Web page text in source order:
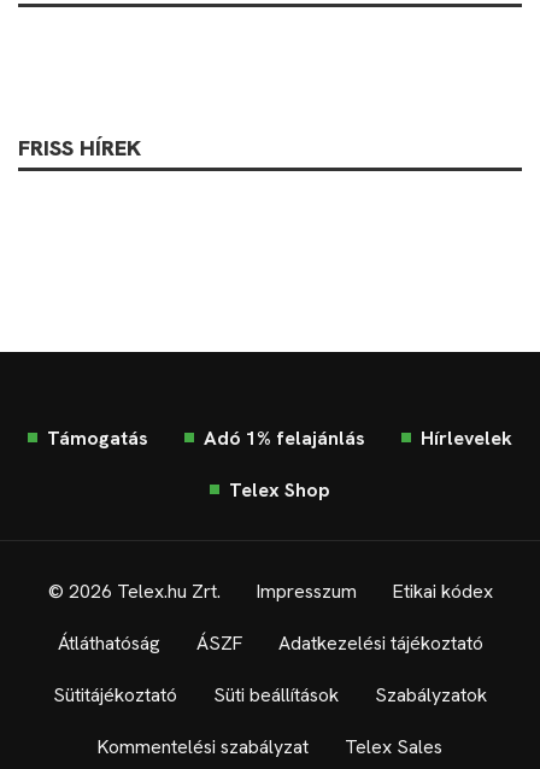
FRISS HÍREK
Támogatás Adó 1% felajánlás Hírlevelek
Telex Shop
© 2026 Telex.hu Zrt. Impresszum Etikai kódex
Átláthatóság ÁSZF Adatkezelési tájékoztató
Sütitájékoztató Süti beállítások Szabályzatok
Kommentelési szabályzat Telex Sales